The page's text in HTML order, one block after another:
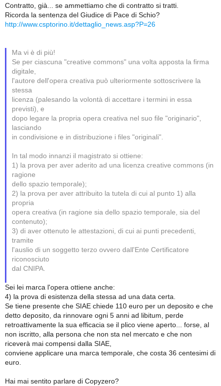
Contratto, già... se ammettiamo che di contratto si tratti.
Ricorda la sentenza del Giudice di Pace di Schio?
http://www.csptorino.it/dettaglio_news.asp?P=26
Ma vi è di più!
Se per ciascuna "creative commons" una volta apposta la firma
digitale,
l'autore dell'opera creativa può ulteriormente sottoscrivere la
stessa
licenza (palesando la volontà di accettare i termini in essa
previsti), e
dopo legare la propria opera creativa nel suo file "originario",
lasciando
in condivisione e in distribuzione i files "originali".
In tal modo innanzi il magistrato si ottiene:
1) la prova per aver aderito ad una licenza creative commons (in
ragione
dello spazio temporale);
2) la prova per aver attribuito la tutela di cui al punto 1) alla
propria
opera creativa (in ragione sia dello spazio temporale, sia del
contenuto);
3) di aver ottenuto le attestazioni, di cui ai punti precedenti,
tramite
l'auslio di un soggetto terzo ovvero dall'Ente Certificatore
riconosciuto
dal CNIPA.
Sei lei marca l'opera ottiene anche:
4) la prova di esistenza della stessa ad una data certa.
Se tiene presente che SIAE chiede 110 euro per un deposito e che
detto deposito, da rinnovare ogni 5 anni ad libitum, perde
retroattivamente la sua efficacia se il plico viene aperto... forse, al
non iscritto, alla persona che non sta nel mercato e che non
riceverà mai compensi dalla SIAE,
conviene applicare una marca temporale, che costa 36 centesimi di
euro.
Hai mai sentito parlare di Copyzero?